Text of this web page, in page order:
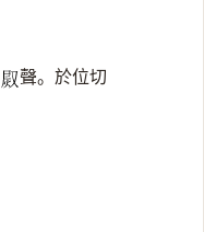
𤈫 聲。於位切